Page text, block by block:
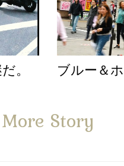
。 ブルー＆
More Story